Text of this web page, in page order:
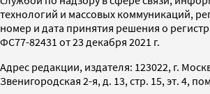
технологий и массовых коммуникаций,
номер и дата принятия решения о
ФС77-82431 от 23 декабря 2021 г.
Адрес редакции, издателя: 123022, г.
Звенигородская 2-я, д. 13, стр. 15, эт. 4,